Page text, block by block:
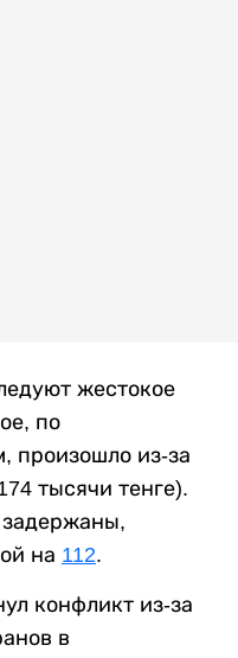
жестокое
по
произошло из-за
тысячи тенге).
на 112.
конфликт из-за
в